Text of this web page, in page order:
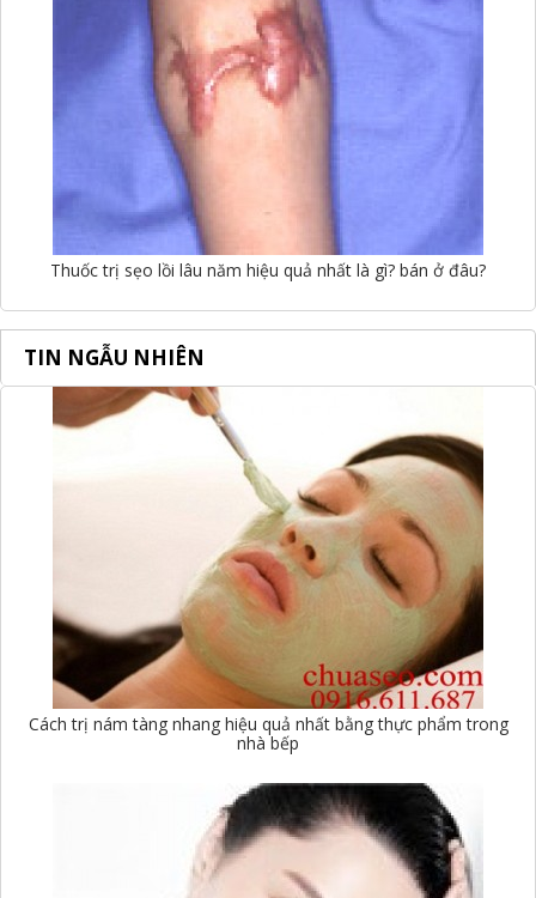
Thuốc trị sẹo lồi lâu năm hiệu quả nhất là gì? bán ở đâu?
TIN NGẪU NHIÊN
Cách trị nám tàng nhang hiệu quả nhất bằng thực phẩm trong
nhà bếp